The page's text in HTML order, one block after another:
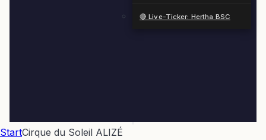
🔴 Live-Ticker: Hertha BSC
StartCirque du Soleil ALIZÉ